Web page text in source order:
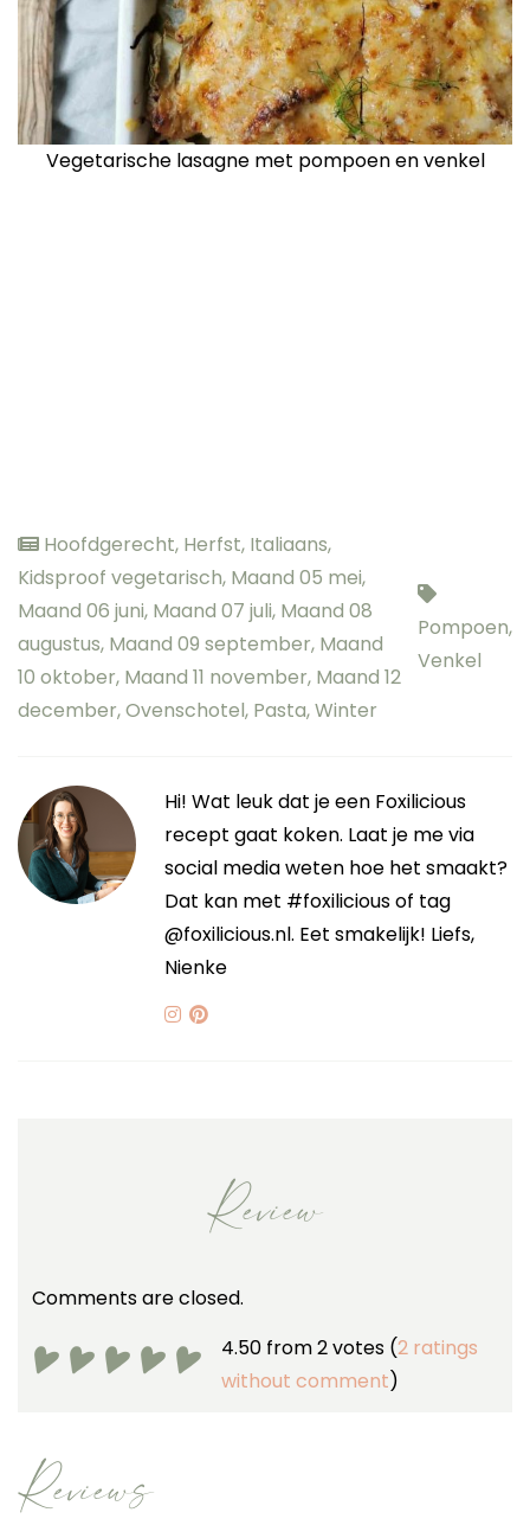
Vegetarische lasagne met pompoen en venkel
Hoofdgerecht, Herfst, Italiaans,
Kidsproof vegetarisch, Maand 05 mei,
Maand 06 juni, Maand 07 juli, Maand 08
augustus, Maand 09 september, Maand
10 oktober, Maand 11 november, Maand 12
december,Ovenschotel, Pasta,Winter
Pompoen,
Venkel
Hi! Wat leuk dat je een Foxilicious
recept gaat koken. Laat je me via
social media weten hoe het smaakt?
Dat kan met #foxilicious of tag
@foxilicious.nl. Eet smakelijk! Liefs,
Nienke
Review
Comments are closed.
4.50 from 2 votes (2 ratings
without comment)
Reviews